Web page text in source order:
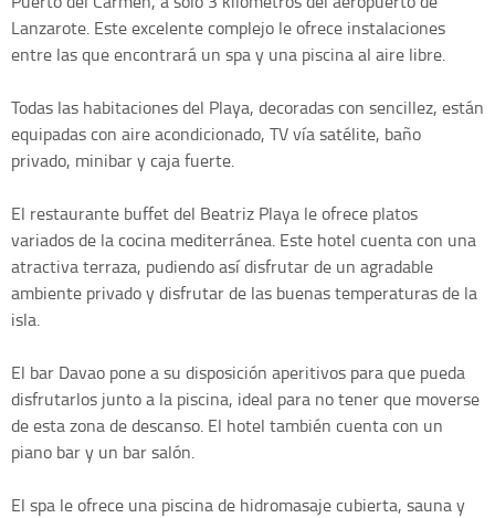
Lanzarote. Este excelente complejo le ofrece instalaciones
entre las que encontrará un spa y una piscina al aire libre.
Todas las habitaciones del Playa, decoradas con sencillez, están
equipadas con aire acondicionado, TV vía satélite, baño
privado, minibar y caja fuerte.
El restaurante buffet del Beatriz Playa le ofrece platos
variados de la cocina mediterránea. Este hotel cuenta con una
atractiva terraza, pudiendo así disfrutar de un agradable
ambiente privado y disfrutar de las buenas temperaturas de la
isla.
El bar Davao pone a su disposición aperitivos para que pueda
disfrutarlos junto a la piscina, ideal para no tener que moverse
de esta zona de descanso. El hotel también cuenta con un
piano bar y un bar salón.
El spa le ofrece una piscina de hidromasaje cubierta, sauna y